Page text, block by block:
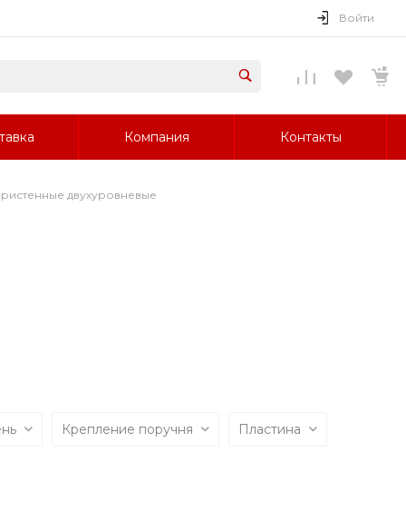
Войти
Компания Контакты
двухуровневые
Крепление поручня Пластина